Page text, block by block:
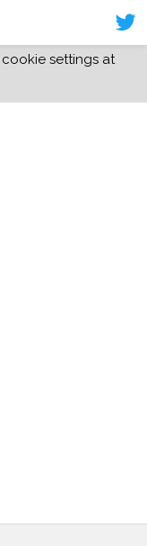
settings at